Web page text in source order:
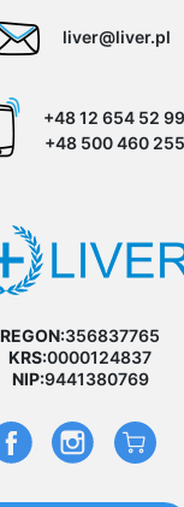
liver@liver.pl
+48 12 654 52 99
+48 500 460 255
REGON:356837765
KRS:0000124837
NIP:9441380769